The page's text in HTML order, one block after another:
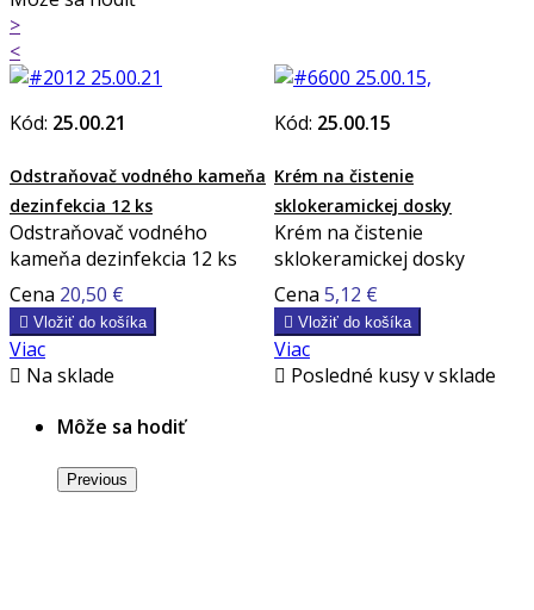
>
<
Kód: 25.00.21
Odstraňovač vodného kameňa
dezinfekcia 12 ks
Odstraňovač vodného
kameňa dezinfekcia 12 ks
Cena 20,50 €
 Vložiť do košíka
Viac
 Na sklade
Kód: 25.00.15
Krém na čistenie
sklokeramickej dosky
Krém na čistenie
sklokeramickej dosky
Cena 5,12 €
 Vložiť do košíka
Viac
 Posledné kusy v sklade
Môže sa hodiť
Previous